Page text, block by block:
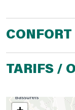
TARIFS /